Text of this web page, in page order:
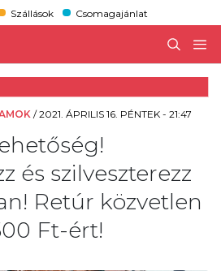
Szállások Csomagajánlat
/2021. ÁPRILIS 16. PÉNTEK - 21:47
és szilveszterezz
Retúr közvetlen
Ft-ért!